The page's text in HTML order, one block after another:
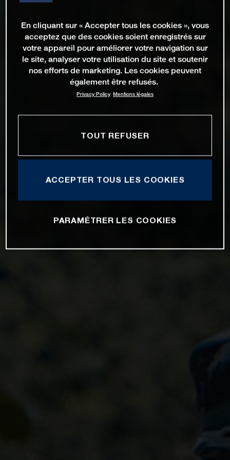
En cliquant sur « Accepter tous les cookies », vous
acceptez que des cookies soient enregistrés sur
votre appareil pour améliorer votre navigation sur
le site, analyser votre utilisation du site et soutenir
nos efforts de marketing. Les cookies peuvent
également être refusés.
Privacy Policy Mentions légales
TOUT REFUSER
ACCEPTER TOUS LES COOKIES
PARAMÉTRER LES COOKIES